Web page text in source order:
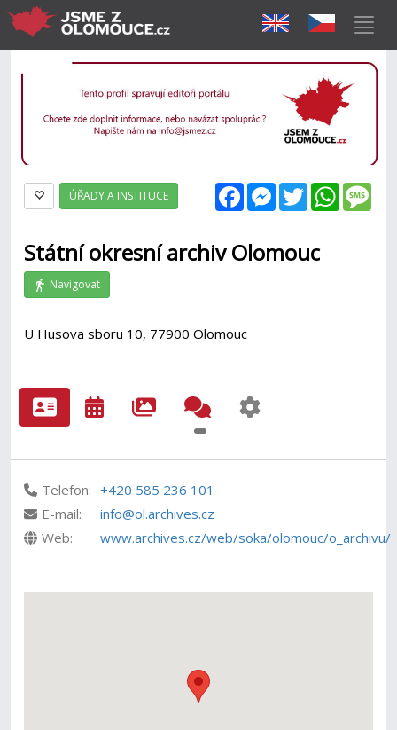
FacebookMessenger
Twitter
ÚŘADY A INSTITUCE
Státní okresní archiv Olomouc
Navigovat
U Husova sboru 10, 77900 Olomouc
Telefon: +420 585 236 101
E-mail:
info@ol.archives.cz
Web:
www.archives.cz/web/soka/olomouc/o_archivu/